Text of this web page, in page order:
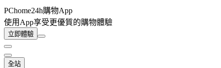
PChome24h購物App
使用App享受更優質的購物體驗
立即體驗
全站